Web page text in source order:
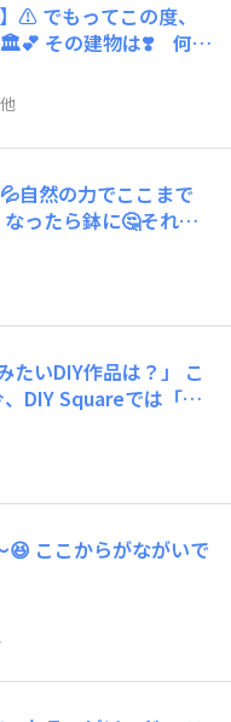
だいた方の中から グ
を付与させていただ
イントは即日付与され
で、コメントの返
考の対象外になりま
がございます。30
アンサー選考の対象外
思わず購入したキッチ
納について、なぜそれ
ピソードも教えていた
っ張り金具とメッシュ
壁面収納をDIYしま
ね💭
⚠️ でもってこの度、
何と
✨🌈✨✨ 勿論、わん
りますよ🐶💕 アト
皆んなが集ま
すよ💕🎶🎶 これが、
げようと思っており
💦 冗談です💨 先
で現役を引退する前
アトリエを併設する
が入りました🖲️✨ 先ず
る事❣️ だからDIYの基
た💨 BBのサインボー
け作るのって言われる
ためでした💨 電動工
うですし💨 自分でい
ハンダコテ買ったの
いろんなWSでの作品
作ったり💨 ダルトン
たりしたのも・・・
行ったのも・・・ 生
・ 工具やヤスリや治
自然の力でここまで
ったら鉢に🤔それと
おうか😏❓️
DIY Squareでは「今
おります🎍 今年のチ
で、カインズポイント
たるチャンス！ みな
目標を「フリートー
1711elmh
。 もしかしたら、
アート作品、家具、
😆 ここからがながいで